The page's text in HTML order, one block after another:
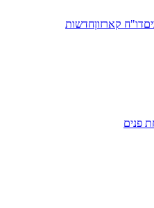
דו"ח קארזוןחדשות